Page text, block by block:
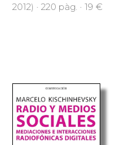
2012) · 220 pàg. · 19 €